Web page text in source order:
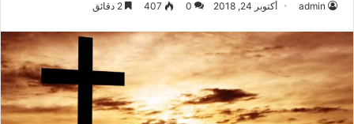
admin أكتوبر 24, 2018 0
407